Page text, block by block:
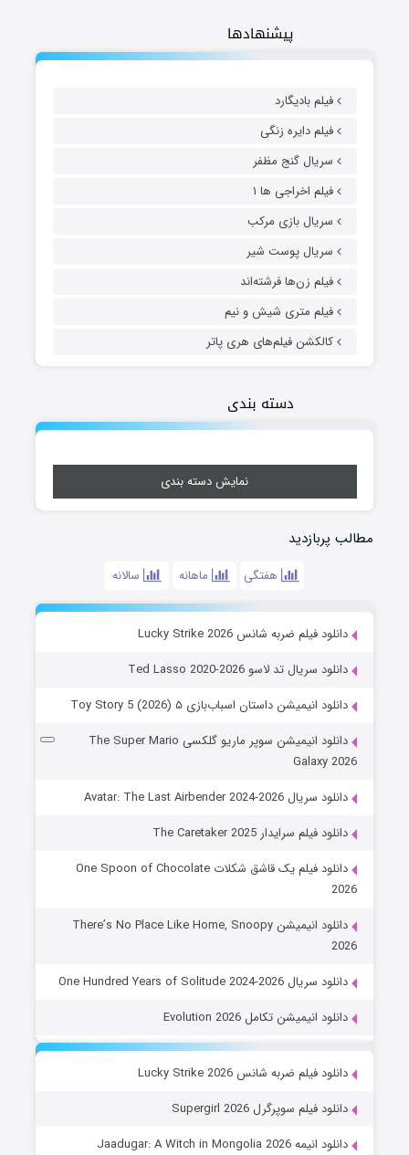
پیشنهادها
فیلم بادیگارد
فیلم دایره زنگی
سریال گنج مظفر
فیلم اخراجی ها ۱
سریال بازی مرکب
سریال پوست شیر
فیلم زن‌ها فرشته‌اند
فیلم متری شیش و نیم
کالکشن فیلم‌های هری پاتر
دسته بندی
نمایش دسته بندی
مطالب پربازدید
هفتگی ماهانه سالانه
دانلود فیلم ضربه شانس Lucky Strike 2026
دانلود سریال تد لاسو Ted Lasso 2020-2026
دانلود انیمیشن داستان اسباب‌بازی ۵ Toy Story 5 (2026)
دانلود انیمیشن سوپر ماریو گلکسی The Super Mario
Galaxy 2026
دانلود سریال Avatar: The Last Airbender 2024-2026
دانلود فیلم سرایدار The Caretaker 2025
دانلود فیلم یک قاشق شکلات One Spoon of Chocolate
2026
دانلود انیمیشن There’s No Place Like Home, Snoopy
2026
دانلود سریال One Hundred Years of Solitude 2024-2026
دانلود انیمیشن تکامل Evolution 2026
دانلود فیلم ضربه شانس Lucky Strike 2026
دانلود فیلم سوپرگرل Supergirl 2026
دانلود انیمه Jaadugar: A Witch in Mongolia 2026